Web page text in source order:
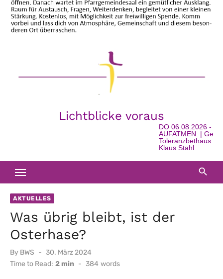
Lichtblicke voraus
DO 06.08.2026 -
AUFATMEN. |
Toleranzbethaus in
Klaus Stahl
AKTUELLES
Was übrig bleibt, ist der
Osterhase?
By BWS
Posted
on
30. März 2024
Time to Read: 2 min - 384 words